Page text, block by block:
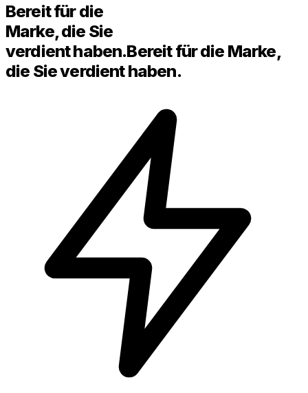
Bereit für die
Marke, die Sie
verdient haben.Bereit für die Marke,
die Sie verdient haben.